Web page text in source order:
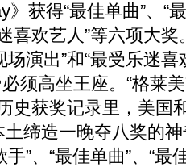
获得“最佳单曲”、“
喜欢艺人”等六项大
演出”和“最受乐迷
须高坐王座。“格莱
史获奖记录里，美国
缔造一晚夺八奖的
”、“最佳单曲”、“最